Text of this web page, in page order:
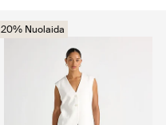
20% Nuolaida